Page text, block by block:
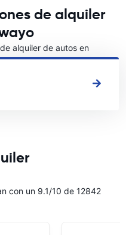
de alquiler
alquiler de autos en
con un 9.1/10 de 12842